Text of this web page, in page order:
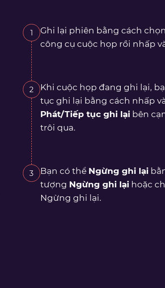
1 Ghi lại phiên bằng cách
công cụ cuộc họp rồi nhấp
2
Khi cuộc họp đang ghi lại,
tục ghi lại bằng cách nhấp
Phát/Tiếp tục ghi lạibên
trôi qua.
3 Bạn có thể Ngừng ghi lại
tượng Ngừng ghi lạihoặc
Ngừng ghi lại.